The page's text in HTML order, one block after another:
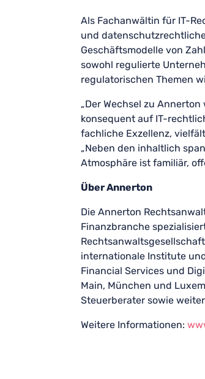
Als Fachanwältin für IT-
und
Geschäftsmodelle von
sowohl regulierte
regulatorischen Themen
„Der Wechsel zu
konsequent auf IT-
fachliche Exzellenz,
„Neben den inhaltlich
Atmosphäre ist familiär,
Über Annerton
Die Annerton
Finanzbranche
internationale Institute
Financial Services und
Main, München und
Steuerberater sowie
Weitere Informationen: